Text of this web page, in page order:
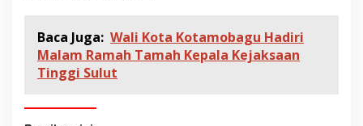
Baca Juga: Wali Kota Kotamobagu Hadiri
Malam Ramah Tamah Kepala Kejaksaan
Tinggi Sulut